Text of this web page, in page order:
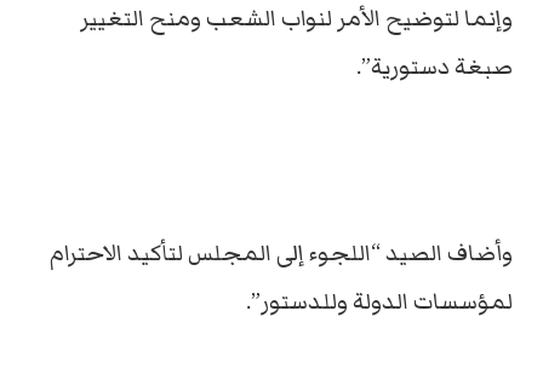
وإنما لتوضيح الأمر لنواب الشعب ومنح التغيير
صبغة دستورية”.
وأضاف الصيد “اللجوء إلى المجلس لتأكيد الاحترام
لمؤسسات الدولة وللدستور”.